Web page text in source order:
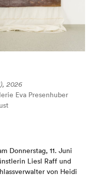
2026
Eva Presenhuber
Donnerstag, 11. Juni
Liesl Raff und
von Heidi